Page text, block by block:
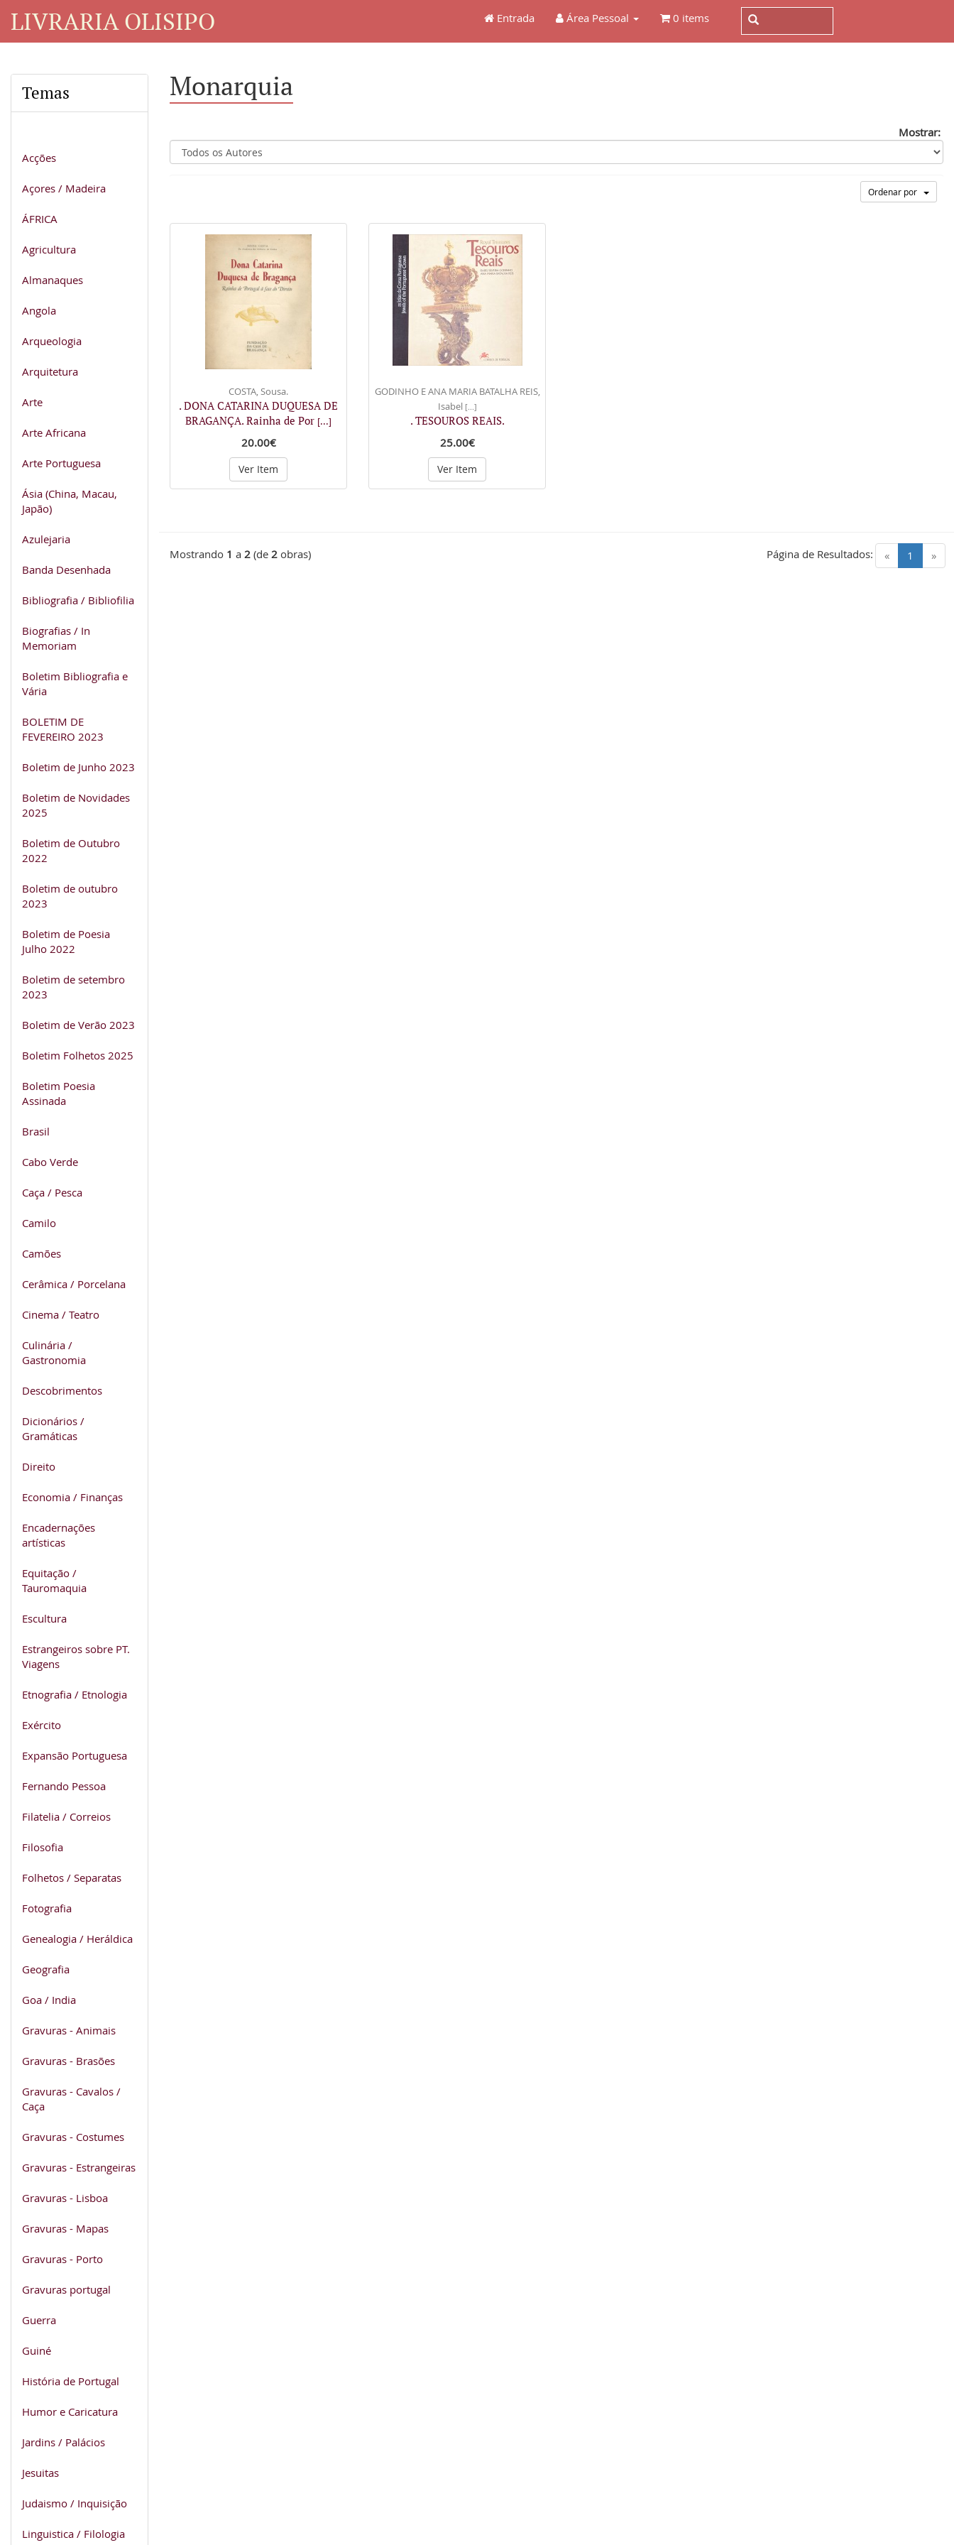
LIVRARIA OLISIPO Entrada Área Pessoal 0 items
Temas
Acções
Açores / Madeira
ÁFRICA
Agricultura
Almanaques
Angola
Arqueologia
Arquitetura
Arte
Arte Africana
Arte Portuguesa
Ásia (China, Macau,
Japão)
Azulejaria
Banda Desenhada
Bibliografia / Bibliofilia
Biografias / In
Memoriam
Boletim Bibliografia e
Vária
BOLETIM DE
FEVEREIRO 2023
Boletim de Junho 2023
Boletim de Novidades
2025
Boletim de Outubro
2022
Boletim de outubro
2023
Boletim de Poesia
Julho 2022
Boletim de setembro
2023
Boletim de Verão 2023
Boletim Folhetos 2025
Boletim Poesia
Assinada
Brasil
Cabo Verde
Caça / Pesca
Camilo
Camões
Cerâmica / Porcelana
Cinema / Teatro
Culinária /
Gastronomia
Descobrimentos
Dicionários /
Gramáticas
Direito
Economia / Finanças
Encadernações
artísticas
Equitação /
Tauromaquia
Escultura
Estrangeiros sobre PT.
Viagens
Etnografia / Etnologia
Exército
Expansão Portuguesa
Fernando Pessoa
Filatelia / Correios
Filosofia
Folhetos / Separatas
Fotografia
Genealogia / Heráldica
Geografia
Goa / India
Gravuras - Animais
Gravuras - Brasões
Gravuras - Cavalos /
Caça
Gravuras - Costumes
Gravuras - Estrangeiras
Gravuras - Lisboa
Gravuras - Mapas
Gravuras - Porto
Gravuras portugal
Guerra
Guiné
História de Portugal
Humor e Caricatura
Jardins / Palácios
Jesuitas
Judaismo / Inquisição
Linguistica / Filologia
Monarquia
Mostrar:
Ordenar por
COSTA, Sousa.
. DONA CATARINA DUQUESA DE
BRAGANÇA. Rainha de Por [...]
20.00€
Ver Item
GODINHO E ANA MARIA BATALHA REIS,
Isabel [...]
. TESOUROS REAIS.
25.00€
Ver Item
Mostrando 1 a 2 (de 2 obras) « 1 (current)
»
Página de Resultados: